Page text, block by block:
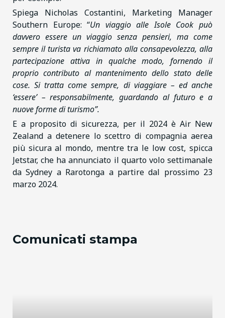
Spiega Nicholas Costantini, Marketing Manager
Southern Europe: “Un viaggio alle Isole Cook può
davvero essere un viaggio senza pensieri, ma come
sempre il turista va richiamato alla consapevolezza, alla
partecipazione attiva in qualche modo, fornendo il
proprio contributo al mantenimento dello stato delle
cose. Si tratta come sempre, di viaggiare – ed anche
‘essere’ – responsabilmente, guardando al futuro e a
nuove forme di turismo”.
E a proposito di sicurezza, per il 2024 è Air New
Zealand a detenere lo scettro di compagnia aerea
più sicura al mondo, mentre tra le low cost, spicca
Jetstar, che ha annunciato il quarto volo settimanale
da Sydney a Rarotonga a partire dal prossimo 23
marzo 2024.
Comunicati stampa